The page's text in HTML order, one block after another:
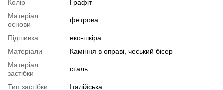
Колір
Графіт
Матеріал
основи
фетрова
Підшивка
еко-шкіра
Матеріали
Каміння в оправі, чеський бісер
Матеріал
застібки
сталь
Тип застібки
Італійська